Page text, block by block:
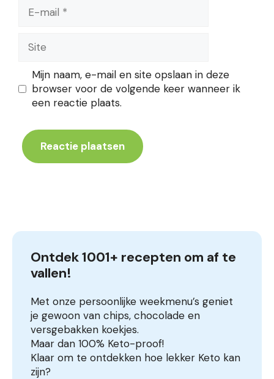
mail
Mijn naam, e-mail en site opslaan in deze
browser voor de volgende keer wanneer ik
een reactie plaats.
Ontdek 1001+ recepten om af te
vallen!
Met onze persoonlijke weekmenu’s geniet
je gewoon van chips, chocolade en
versgebakken koekjes.
Maar dan 100% Keto-proof!
Klaar om te ontdekken hoe lekker Keto kan
zijn?